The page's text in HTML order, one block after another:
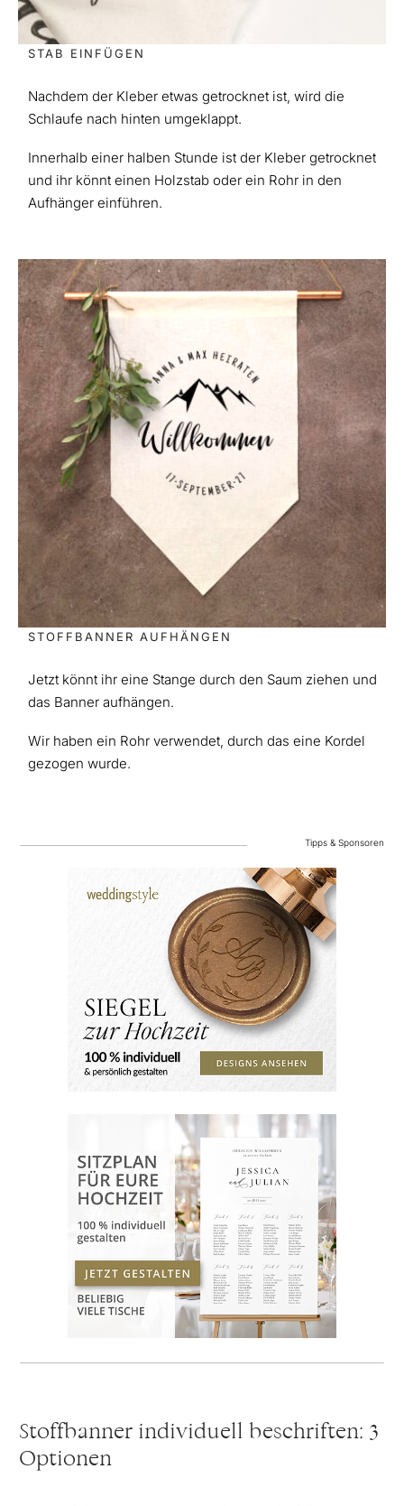
STAB EINFÜGEN
Nachdem der Kleber etwas getrocknet ist, wird die
Schlaufe nach hinten umgeklappt.
Innerhalb einer halben Stunde ist der Kleber getrocknet
und ihr könnt einen Holzstab oder ein Rohr in den
Aufhänger einführen.
STOFFBANNER AUFHÄNGEN
Jetzt könnt ihr eine Stange durch den Saum ziehen und
das Banner aufhängen.
Wir haben ein Rohr verwendet, durch das eine Kordel
gezogen wurde.
Tipps & Sponsoren
Stoffbanner individuell beschriften: 3
Optionen